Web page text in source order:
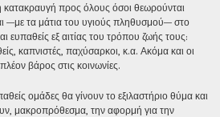
κατακραυγή προς όλους όσοι θεωρούνται
—με τα μάτια του υγιούς πληθυσμού— στο
ευπαθείς εξ αιτίας του τρόπου ζωής τους:
καπνιστές, παχύσαρκοι, κ.α. Ακόμα και οι
βάρος στις κοινωνίες.
ομάδες θα γίνουν το εξιλαστήριο θύμα και
μακροπρόθεσμα, την αφορμή για την